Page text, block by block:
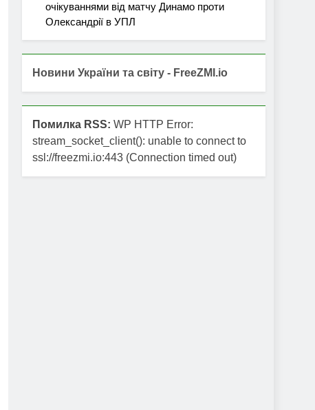
очікуваннями від матчу Динамо проти
Олександрії в УПЛ
Новини України та світу - FreeZMI.io
Помилка RSS: WP HTTP Error:
stream_socket_client(): unable to connect to
ssl://freezmi.io:443 (Connection timed out)